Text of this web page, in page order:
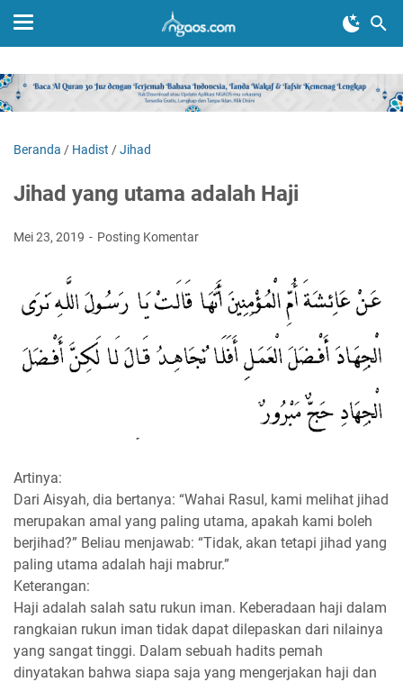
Beranda / Hadist /Jihad
Jihad yang utama adalah Haji
Mei 23, 2019 Posting Komentar
Artinya:
Dari Aisyah, dia bertanya: “Wahai Rasul, kami melihat jihad
merupakan amal yang paling utama, apakah kami boleh
berjihad?” Beliau menjawab: “Tidak, akan tetapi jihad yang
paling utama adalah haji mabrur.”
Keterangan:
Haji adalah salah satu rukun iman. Keberadaan haji dalam
rangkaian rukun iman tidak dapat dilepaskan dari nilainya
yang sangat tinggi. Dalam sebuah hadits pemah
dinyatakan bahwa siapa saja yang mengerjakan haji dan